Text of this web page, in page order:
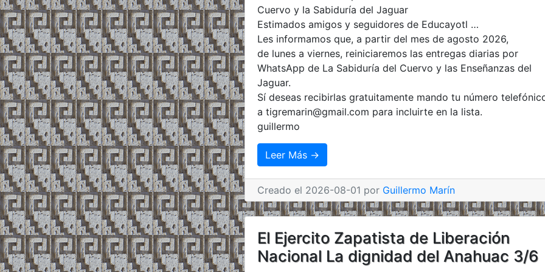
Estimados amigos y seguidores de Educayotl …
Les informamos que, a partir del mes de agosto 2026,
de lunes a viernes, reiniciaremos las entregas diarias por
WhatsApp de La Sabiduría del Cuervo y las Enseñanzas del
Jaguar.
Sí deseas recibirlas gratuitamente mando tu número
a tigremarin@gmail.com para incluirte en la lista.
guillermo
Leer Más →
Creado el 2026-08-01 por Guillermo Marín
El Ejercito Zapatista de Liberación
Nacional La dignidad del Anahuac 3/6